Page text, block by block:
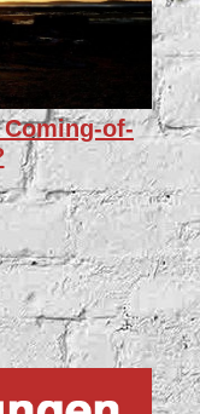
of-